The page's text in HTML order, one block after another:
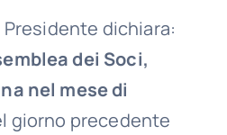
dichiara:
dei Soci,
nel mese di
giorno precedente